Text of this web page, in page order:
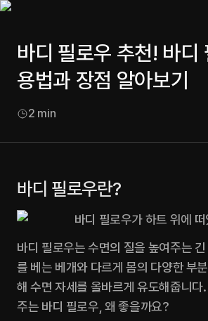
바디 필로우 추천! 바디
용법과 장점 알아보기
2 min
바디 필로우란?
바디 필로우는 수면의 질을 높여주는 긴
를 베는 베개와 다르게 몸의 다양한 부
해 수면 자세를 올바르게 유도해줍니다
주는 바디 필로우, 왜 좋을까요?